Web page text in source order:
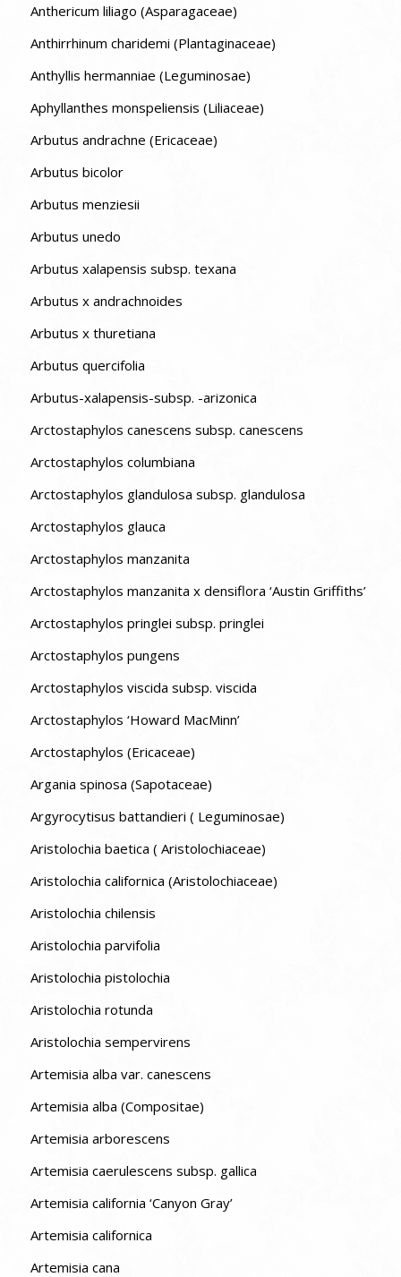
Anthericum liliago (Asparagaceae)
Anthirrhinum charidemi (Plantaginaceae)
Anthyllis hermanniae (Leguminosae)
Aphyllanthes monspeliensis (Liliaceae)
Arbutus andrachne (Ericaceae)
Arbutus bicolor
Arbutus menziesii
Arbutus unedo
Arbutus xalapensis subsp. texana
Arbutus x andrachnoides
Arbutus x thuretiana
Arbutus quercifolia
Arbutus-xalapensis-subsp. -arizonica
Arctostaphylos canescens subsp. canescens
Arctostaphylos columbiana
Arctostaphylos glandulosa subsp. glandulosa
Arctostaphylos glauca
Arctostaphylos manzanita
Arctostaphylos manzanita x densiflora ‘Austin Griffiths’
Arctostaphylos pringlei subsp. pringlei
Arctostaphylos pungens
Arctostaphylos viscida subsp. viscida
Arctostaphylos ‘Howard MacMinn’
Arctostaphylos (Ericaceae)
Argania spinosa (Sapotaceae)
Argyrocytisus battandieri ( Leguminosae)
Aristolochia baetica ( Aristolochiaceae)
Aristolochia californica (Aristolochiaceae)
Aristolochia chilensis
Aristolochia parvifolia
Aristolochia pistolochia
Aristolochia rotunda
Aristolochia sempervirens
Artemisia alba var. canescens
Artemisia alba (Compositae)
Artemisia arborescens
Artemisia caerulescens subsp. gallica
Artemisia california ‘Canyon Gray’
Artemisia californica
Artemisia cana